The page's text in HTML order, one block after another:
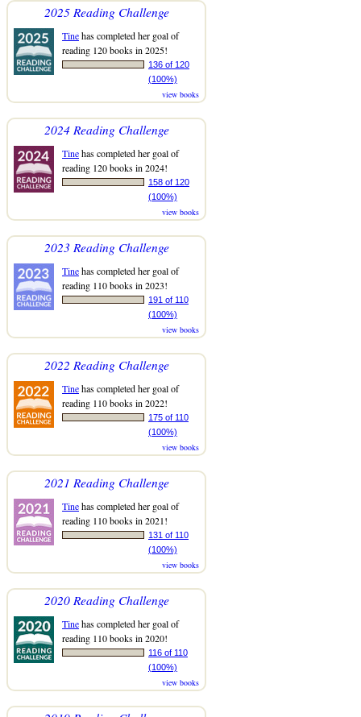
2025 Reading Challenge
Tinehas completed her goal of
reading 120 books in 2025!
136 of 120
(100%)
view books
2024 Reading Challenge
Tinehas completed her goal of
reading 120 books in 2024!
158 of 120
(100%)
view books
2023 Reading Challenge
Tinehas completed her goal of
reading 110 books in 2023!
191 of 110
(100%)
view books
2022 Reading Challenge
Tinehas completed her goal of
reading 110 books in 2022!
175 of 110
(100%)
view books
2021 Reading Challenge
Tinehas completed her goal of
reading 110 books in 2021!
131 of 110
(100%)
view books
2020 Reading Challenge
Tinehas completed her goal of
reading 110 books in 2020!
116 of 110
(100%)
view books